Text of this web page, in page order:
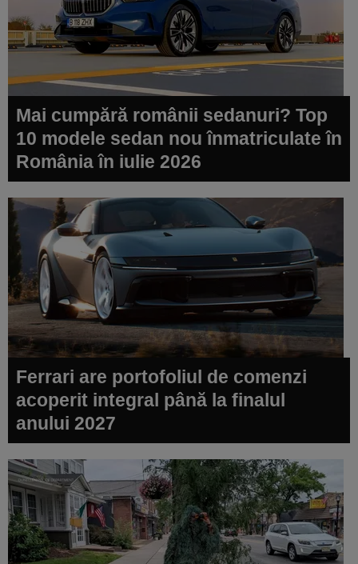
Mai cumpără românii sedanuri? Top
10 modele sedan nou înmatriculate în
România în iulie 2026
Ferrari are portofoliul de comenzi
acoperit integral până la finalul
anului 2027